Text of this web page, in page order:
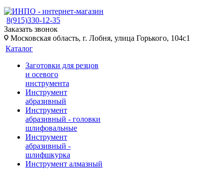
8(915)330-12-35
Заказать звонок
Московская область, г. Лобня, улица Горького, 104с1
Каталог
Заготовки для резцов
и осевого
инструмента
Инструмент
абразивный
Инструмент
абразивный - головки
шлифовальные
Инструмент
абразивный -
шлифшкурка
Инструмент алмазный